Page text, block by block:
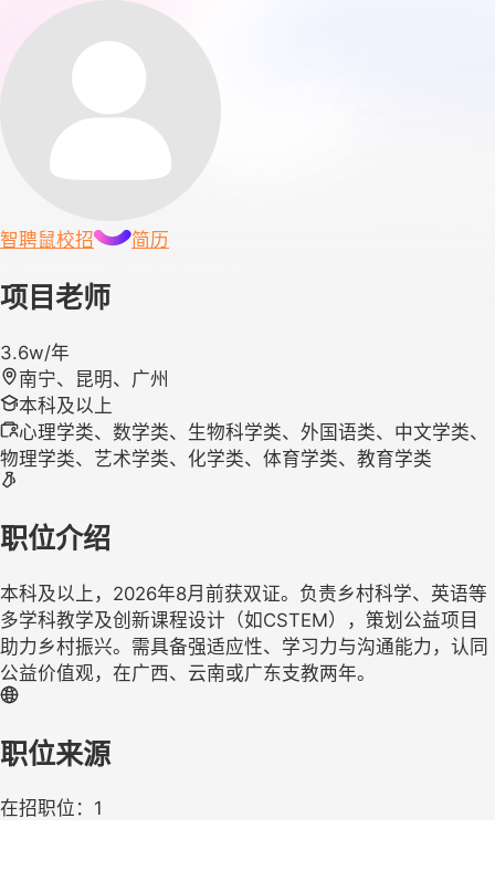
智聘鼠校招 简历
项目老师
3.6w/年
南宁、昆明、广州
本科及以上
心理学类、数学类、生物科学类、外国语类、中文学类、
物理学类、艺术学类、化学类、体育学类、教育学类
职位介绍
本科及以上，2026年8月前获双证。负责乡村科学、英语等
多学科教学及创新课程设计（如CSTEM），策划公益项目
助力乡村振兴。需具备强适应性、学习力与沟通能力，认同
公益价值观，在广西、云南或广东支教两年。
职位来源
在招职位：1